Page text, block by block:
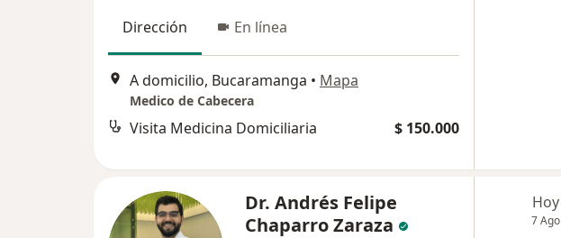
Dirección En línea
A domicilio, Bucaramanga • Mapa
Medico de Cabecera
Visita Medicina Domiciliaria $ 150.000
Dr. Andrés Felipe
Chaparro Zaraza
Hoy
7 Ago